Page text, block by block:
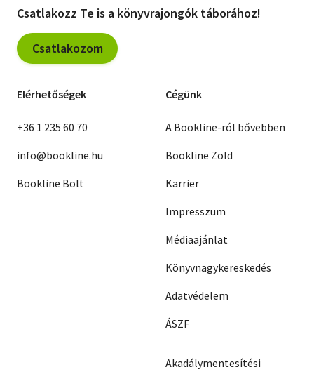
Csatlakozz Te is a könyvrajongók táborához!
Csatlakozom
Elérhetőségek
+36 1 235 60 70
info@bookline.hu
Bookline Bolt
Cégünk
A Bookline-ról bővebben
Bookline Zöld
Karrier
Impresszum
Médiaajánlat
Könyvnagykereskedés
Adatvédelem
ÁSZF
Akadálymentesítési